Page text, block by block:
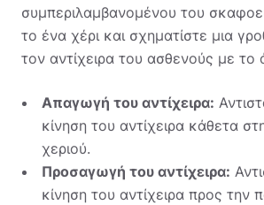
συμπεριλαμβανομένου του
το ένα χέρι και σχηματίστε μια
τον αντίχειρα του ασθενούς με το
Απαγωγή του αντίχειρα:
κίνηση του αντίχειρα κάθετα
χεριού.
Προσαγωγή του αντίχειρα:
κίνηση του αντίχειρα προς την